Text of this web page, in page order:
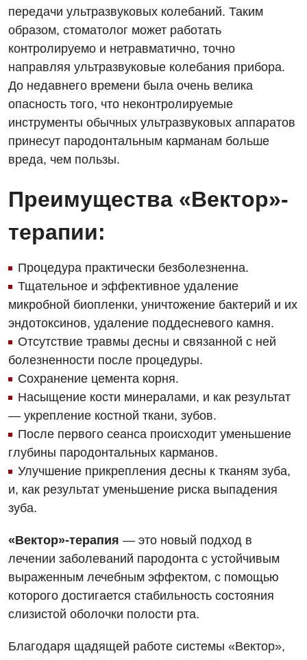
Офтальмологическое отделение
Проктология
Пульмонология
Сосудистая хирургия
Терапевтическое отделение
Травматологическое отделение
Урологическое отделение
Физиотерапия
Хирургическое отделение
Эндокринология
Для детей
Детская аллергология
Детская гастроэнтерология
Детская гинекология
Детская кардиоревматология
Детская неврология
Детская ортопедия и травматология
Детская оториноларингология
Детская офтальмология
Детская хирургия
передачи ультразвуковых колебаний. Таким
образом, стоматолог может работать
контролируемо и нетравматично, точно
направляя ультразвуковые колебания прибора.
До недавнего времени была очень велика
опасность того, что неконтролируемые
инструменты обычных ультразвуковых аппаратов
принесут пародонтальным карманам больше
вреда, чем пользы.
Преимущества «Вектор»-
терапии:
Процедура практически безболезненна.
Тщательное и эффективное удаление
микробной биопленки, уничтожение бактерий и их
эндотоксинов, удаление поддесневого камня.
Отсутствие травмы десны и связанной с ней
болезненности после процедуры.
Сохранение цемента корня.
Насыщение кости минералами, и как результат
— укрепление костной ткани, зубов.
После первого сеанса происходит уменьшение
глубины пародонтальных карманов.
Улучшение прикрепления десны к тканям зуба,
и, как результат уменьшение риска выпадения
зуба.
«Вектор»-терапия — это новый подход в
лечении заболеваний пародонта с устойчивым
выраженным лечебным эффектом, с помощью
которого достигается стабильность состояния
слизистой оболочки полости рта.
Благодаря щадящей работе системы «Вектор»,